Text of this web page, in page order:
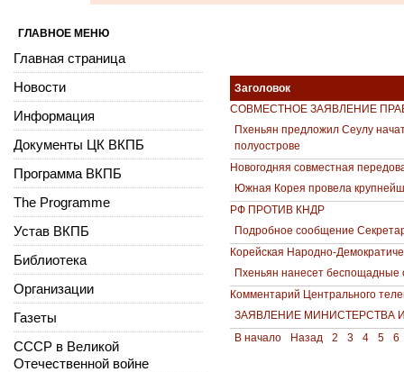
Заголовок
СОВМЕСТНОЕ ЗАЯВЛЕНИЕ
Пхеньян предложил Сеулу
полуострове
Новогодняя совместная
Южная Корея провела
РФ ПРОТИВ КНДР
Подробное сообщение
Корейская Народно-
Пхеньян нанесет беспощадные
Комментарий Центрального
ЗАЯВЛЕНИЕ МИНИСТЕРСТВА
В начало
Назад 2 3 4 5 6
ГЛАВНОЕ МЕНЮ
Главная страница
Новости
Информация
Документы ЦК ВКПБ
Программа ВКПБ
The Programme
Устав ВКПБ
Библиотека
Организации
Газеты
СССР в Великой
Отечественной войне